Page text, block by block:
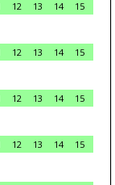
12 13 14
15
12 13 14
15
12 13 14
15
12 13 14
15